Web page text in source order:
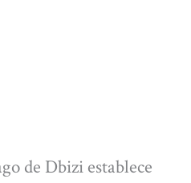
de Dbizi establece